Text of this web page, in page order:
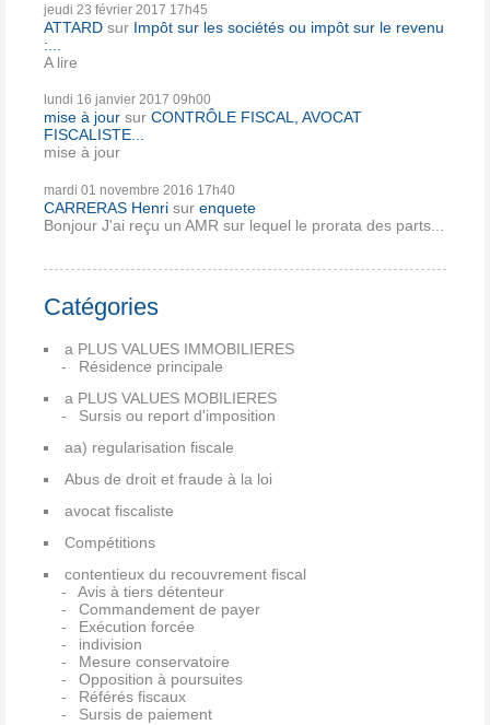
jeudi 23 février 2017 17h45
ATTARD sur Impôt sur les sociétés ou impôt sur le revenu
:...
A lire
lundi 16 janvier 2017 09h00
mise à jour sur CONTRÔLE FISCAL, AVOCAT
FISCALISTE...
mise à jour
mardi 01 novembre 2016 17h40
CARRERAS Henri sur enquete
Bonjour J'ai reçu un AMR sur lequel le prorata des parts...
Catégories
a PLUS VALUES IMMOBILIERES
Résidence principale
a PLUS VALUES MOBILIERES
Sursis ou report d'imposition
aa) regularisation fiscale
Abus de droit et fraude à la loi
avocat fiscaliste
Compétitions
contentieux du recouvrement fiscal
Avis à tiers détenteur
Commandement de payer
Exécution forcée
indivision
Mesure conservatoire
Opposition à poursuites
Référés fiscaux
Sursis de paiement